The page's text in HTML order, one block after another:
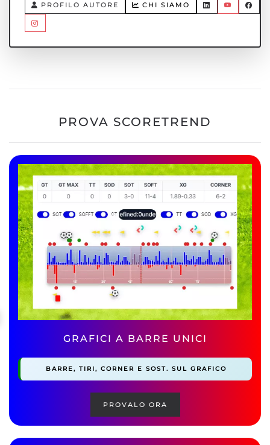
PROFILO AUTORE CHI SIAMO
PROVA SCORETREND
GRAFICI A BARRE UNICI
BARRE, TIRI, CORNER E SOST. SUL GRAFICO
PROVALO ORA